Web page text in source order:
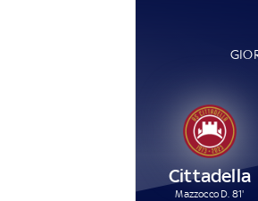
Cittadella
Mazzocco D. 81'